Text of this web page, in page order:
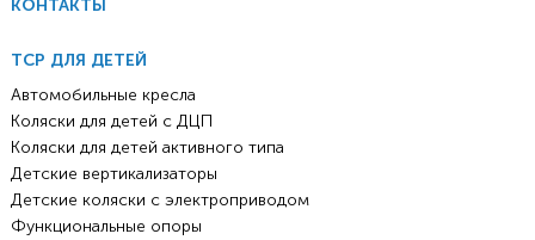
КОНТАКТЫ
ТСР ДЛЯ ДЕТЕЙ
Автомобильные кресла
Коляски для детей с ДЦП
Коляски для детей активного типа
Детские вертикализаторы
Детские коляски с электроприводом
Функциональные опоры